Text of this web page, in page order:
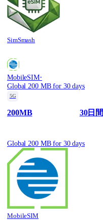
SimSmash
MobileSIM·
Global 200 MB for 30 days
5G
200MB 30日間
Global 200 MB for 30 days
MobileSIM